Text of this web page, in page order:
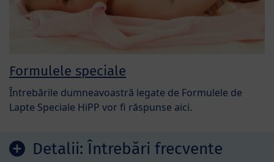
Formulele speciale
Întrebările dumneavoastră legate de Formulele de
Lapte Speciale HiPP vor fi răspunse aici.
Detalii: Întrebări frecvente